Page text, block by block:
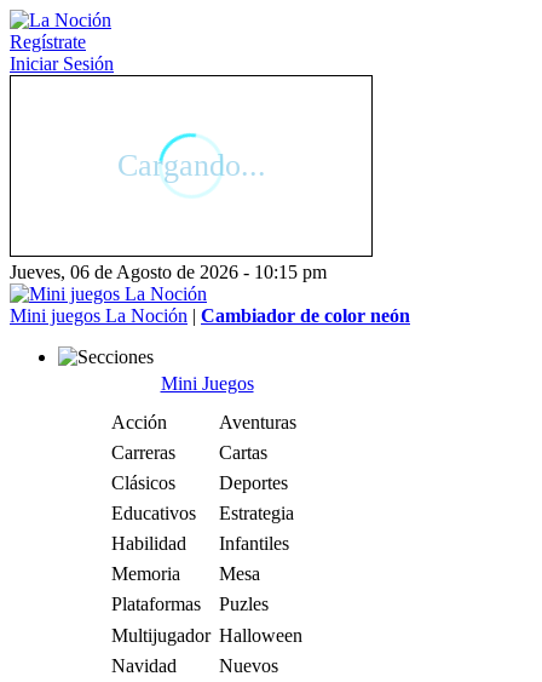
Regístrate
Iniciar Sesión
Jueves, 06 de Agosto de 2026 - 10:15 pm
Mini juegos La Noción | Cambiador de color neón
Mini Juegos
Acción
Aventuras
Carreras
Cartas
Clásicos
Deportes
Educativos
Estrategia
Habilidad
Infantiles
Memoria
Mesa
Plataformas
Puzles
Multijugador Halloween
Navidad
Nuevos